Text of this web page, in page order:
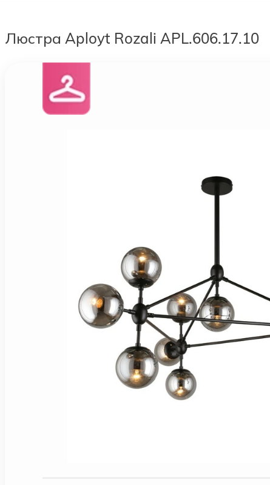
Люстра Aployt Rozali APL.606.17.10